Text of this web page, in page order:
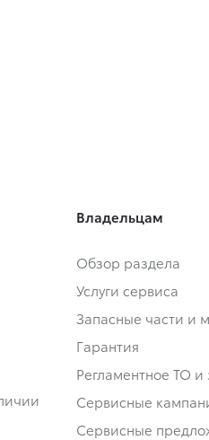
Владельцам
Обзор раздела
Услуги сервиса
Запасные части и
Гарантия
Регламентное ТО и
Сервисные
Сервисные